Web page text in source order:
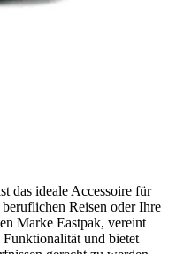
das ideale Accessoire für
Reisen oder Ihre
Marke Eastpak, vereint
und bietet